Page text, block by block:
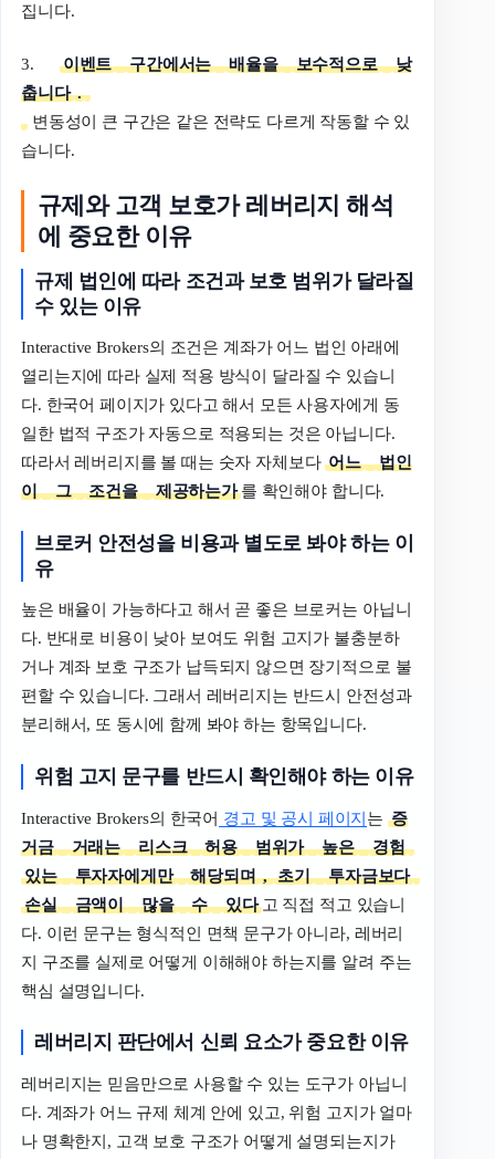
집니다.
3. 이벤트 구간에서는 배율을 보수적으로
낮
춥니다 .
변동성이 큰 구간은 같은 전략도 다르게 작동할 수 있
습니다.
규제와 고객 보호가 레버리지 해석
에 중요한 이유
규제 법인에 따라 조건과 보호 범위가 달라질
수 있는 이유
Interactive Brokers의 조건은 계좌가 어느 법인 아래에
열리는지에 따라 실제 적용 방식이 달라질 수 있습니
다. 한국어 페이지가 있다고 해서 모든 사용자에게 동
일한 법적 구조가 자동으로 적용되는 것은 아닙니다.
따라서 레버리지를 볼 때는 숫자 자체보다어느
법인
이
그 조건을 제공하는가를 확인해야 합니다.
브로커 안전성을 비용과 별도로 봐야 하는 이
유
높은 배율이 가능하다고 해서 곧 좋은 브로커는 아닙니
다. 반대로 비용이 낮아 보여도 위험 고지가 불충분하
거나 계좌 보호 구조가 납득되지 않으면 장기적으로 불
편할 수 있습니다. 그래서 레버리지는 반드시 안전성과
분리해서, 또 동시에 함께 봐야 하는 항목입니다.
위험 고지 문구를 반드시 확인해야 하는 이유
Interactive Brokers의 한국어 경고 및 공시 페이지는 증
거금
거래는 리스크 허용 범위가 높은
경험
있는
투자자에게만 해당되며 , 초기
투자금보다
손실
금액이 많을 수 있다고 직접 적고 있습니
다. 이런 문구는 형식적인 면책 문구가 아니라, 레버리
지 구조를 실제로 어떻게 이해해야 하는지를 알려 주는
핵심 설명입니다.
레버리지 판단에서 신뢰 요소가 중요한 이유
레버리지는 믿음만으로 사용할 수 있는 도구가 아닙니
다. 계좌가 어느 규제 체계 안에 있고, 위험 고지가 얼마
나 명확한지, 고객 보호 구조가 어떻게 설명되는지가